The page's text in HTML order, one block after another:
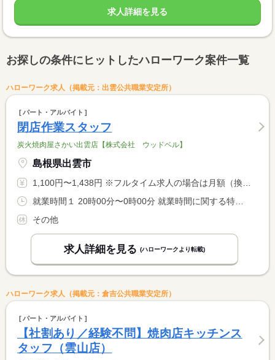
求人詳細を見る
お探しの条件にヒットしたハローワーク案件一覧
ハローワーク求人（掲載元：出雲公共職業安定所）
パート・アルバイト
閉店作業スタッフ
炭火焼肉屋さかい出雲店【株式会社 ウッドベル】
島根県出雲市
1,100円〜1,438円 ※フルタイム求人の場合は月額（換算額）、パート求人の場合は時間額を表示しています。
その他
求人詳細を見る (ハローワークより転載)
ハローワーク求人（掲載元：倉吉公共職業安定所）
パート・アルバイト
【社割あり／経験不問】焼肉店キッチンス
タッフ（雲山店）